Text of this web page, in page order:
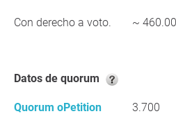
Con derecho a voto. ~
Datos de quorum
Quorum oPetition
3.700